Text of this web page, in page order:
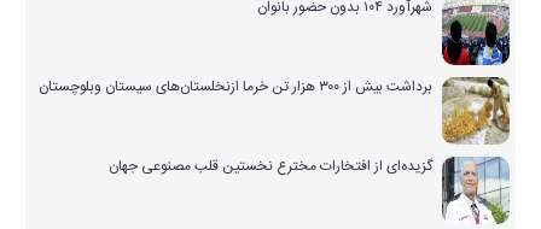
شهرآورد ۱۰۴ بدون حضور بانوان
برداشت بیش از ۳۰۰ هزار تن خرما ازنخلستان‌های سیستان وبلوچستان
گزیده‌ای از افتخارات مخترع نخستین قلب مصنوعی جهان